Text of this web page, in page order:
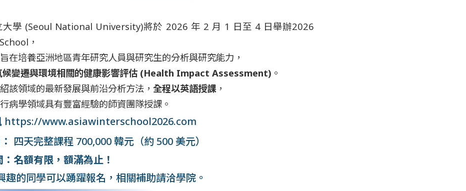
大學 (Seoul National University)將於 2026 年 2 月 1 日至 4 日舉辦2026
，
在培養亞洲地區青年研究人員與研究生的分析與研究能力，
候變遷與環境相關的健康影響評估 (Health Impact Assessment) 。
該領域的最新發展與前沿分析方法， 全程以英語授課，
病學領域具有豐富經驗的師資團隊授課。
https://www.asiawinterschool2026.com
四天完整課程 700,000 韓元（約 500 美元）
名額有限，額滿為止！
趣的同學可以踴躍報名，相關補助請洽學院。